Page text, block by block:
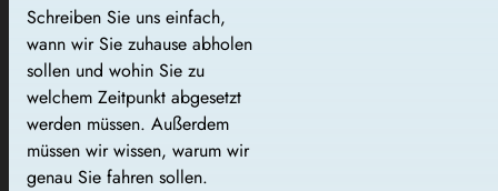
Schreiben Sie uns einfach,
wann wir Sie zuhause abholen
sollen und wohin Sie zu
welchem Zeitpunkt abgesetzt
werden müssen. Außerdem
müssen wir wissen, warum wir
genau Sie fahren sollen.